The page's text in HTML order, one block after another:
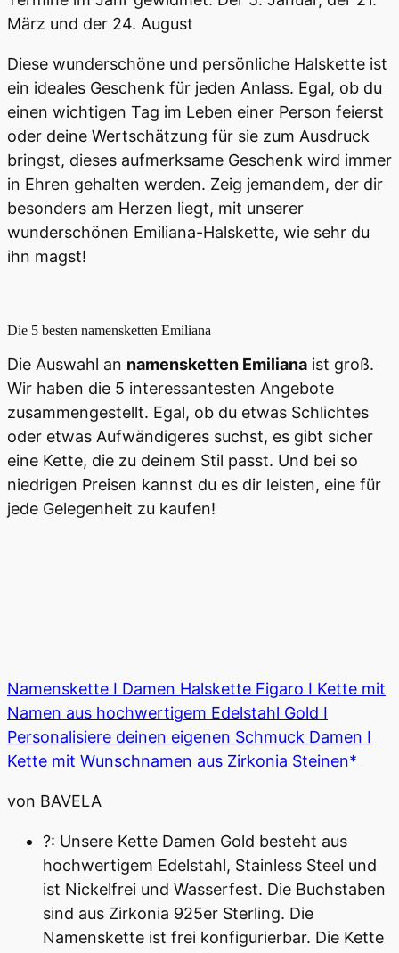
März und der 24. August
Diese wunderschöne und persönliche Halskette ist
ein ideales Geschenk für jeden Anlass. Egal, ob du
einen wichtigen Tag im Leben einer Person feierst
oder deine Wertschätzung für sie zum Ausdruck
bringst, dieses aufmerksame Geschenk wird immer
in Ehren gehalten werden. Zeig jemandem, der dir
besonders am Herzen liegt, mit unserer
wunderschönen Emiliana-Halskette, wie sehr du
ihn magst!
Die 5 besten namensketten Emiliana
Die Auswahl an namensketten Emiliana ist groß.
Wir haben die 5 interessantesten Angebote
zusammengestellt. Egal, ob du etwas Schlichtes
oder etwas Aufwändigeres suchst, es gibt sicher
eine Kette, die zu deinem Stil passt. Und bei so
niedrigen Preisen kannst du es dir leisten, eine für
jede Gelegenheit zu kaufen!
Namenskette I Damen Halskette Figaro I Kette mit
Namen aus hochwertigem Edelstahl Gold I
Personalisiere deinen eigenen Schmuck Damen I
Kette mit Wunschnamen aus Zirkonia Steinen*
von BAVELA
?: Unsere Kette Damen Gold besteht aus
hochwertigem Edelstahl, Stainless Steel und
ist Nickelfrei und Wasserfest. Die Buchstaben
sind aus Zirkonia 925er Sterling. Die
Namenskette ist frei konfigurierbar. Die Kette